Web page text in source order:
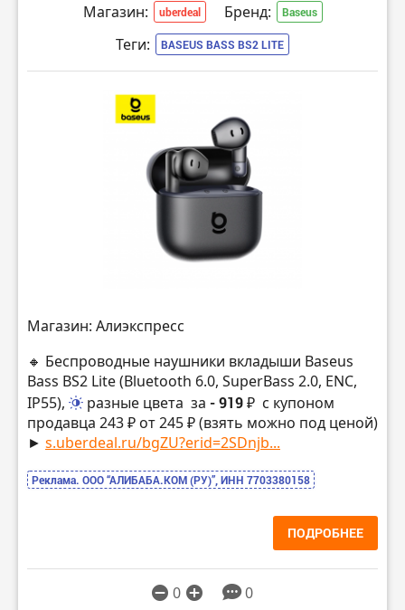
Магазин: uberdeal Бренд: Baseus
Теги: BASEUS BASS BS2 LITE
Магазин: Алиэкспресс
🔸 Беспроводные наушники вкладыши Baseus
Bass BS2 Lite (Bluetooth 6.0, SuperBass 2.0, ENC,
IP55),
разные цвета за - 919 ₽ с купоном
продавца 243 ₽ от 245 ₽ (взять можно под ценой)
► s.uberdeal.ru/bgZU?erid=2SDnjb...
Реклама. ООО “АЛИБАБА.КОМ (РУ)”, ИНН 7703380158
ПОДРОБНЕЕ
0 0